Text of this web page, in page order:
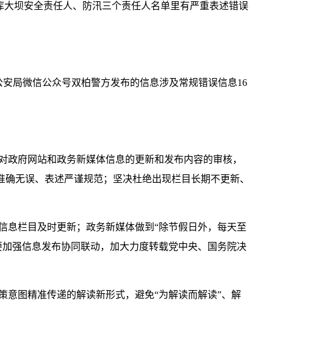
坝安全责任人、防汛三个责任人名单里有严重表述错误
局微信公众号双柏警方发布的信息涉及常规错误信息16
府网站和政务新媒体信息的更新和发布内容的审核，
无误、表述严谨规范；坚决杜绝出现栏目长期不更新、
息栏目及时更新；政务新媒体做到“除节假日外，每天至
强信息发布协同联动，加大力度转载党中央、国务院决
意图精准传递的解读新形式，避免“为解读而解读”、解